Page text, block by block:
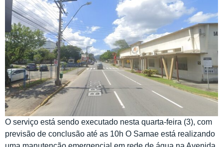
O serviço está sendo executado nesta quarta-feira (3), com
previsão de conclusão até as 10h O Samae está realizando